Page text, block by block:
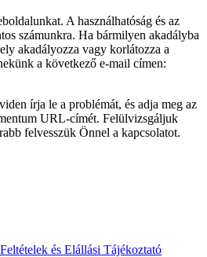
A használhatóság és az
számunkra. Ha bármilyen akadályba
akadályozza vagy korlátozza a
a következő e-mail címen:
írja le a problémát, és adja meg az
URL-címét. Felülvizsgáljuk
felvesszük Önnel a kapcsolatot.
és Elállási Tájékoztató